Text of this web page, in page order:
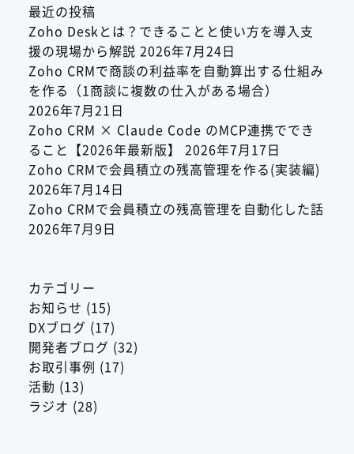
最近の投稿
Zoho Deskとは？できることと使い方を導入支
援の現場から解説 2026年7月24日
Zoho CRMで商談の利益率を自動算出する仕組み
を作る（1商談に複数の仕入がある場合）
2026年7月21日
Zoho CRM × Claude Code のMCP連携ででき
ること【2026年最新版】
2026年7月17日
Zoho CRMで会員積立の残高管理を作る(実装編)
2026年7月14日
Zoho CRMで会員積立の残高管理を自動化した話
2026年7月9日
カテゴリー
お知らせ (15)
DXブログ (17)
開発者ブログ (32)
お取引事例 (17)
活動 (13)
ラジオ (28)